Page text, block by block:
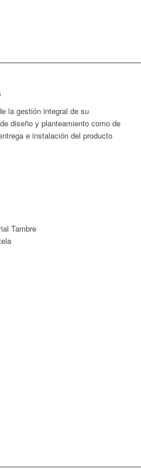
la gestión integral de su
diseño y planteamiento como de
e instalación del producto
Tambre